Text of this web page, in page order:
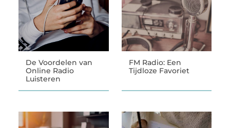
De Voordelen van
Online Radio
Luisteren
FM Radio: Een
Tijdloze Favoriet